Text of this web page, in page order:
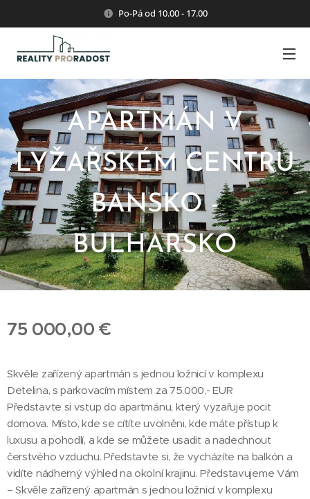
Po-Pá od 10.00 - 17.00
APARTMÁN V
LYŽAŘSKÉM CENTRU
BANSKO -
BULHARSKO
75 000,00 €
Skvěle zařízený apartmán s jednou ložnicí v komplexu
Detelina, s parkovacím místem za 75.000,- EUR
Představte si vstup do apartmánu, který vyzařuje pocit
domova. Místo, kde se cítíte uvolněni, kde máte přístup k
luxusu a pohodlí, a kde se můžete usadit a nadechnout
čerstvého vzduchu. Představte si, že vycházíte na balkón a
vidíte nádherný výhled na okolní krajinu. Představujeme Vám
– Skvěle zařízený apartmán s jednou ložnicí v komplexu